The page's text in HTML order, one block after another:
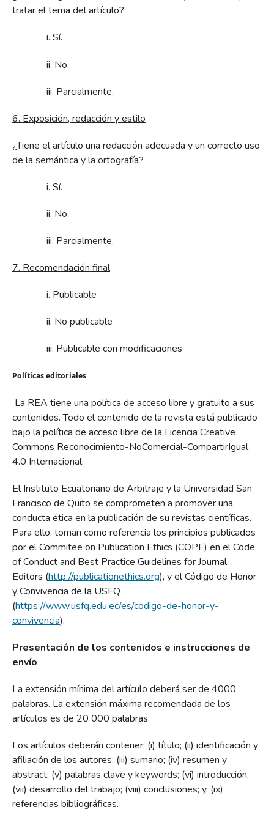
tratar el tema del artículo?
i. Sí.
ii. No.
iii. Parcialmente.
6. Exposición, redacción y estilo
¿Tiene el artículo una redacción adecuada y un correcto uso
de la semántica y la ortografía?
i. Sí.
ii. No.
iii. Parcialmente.
7. Recomendación final
i. Publicable
ii. No publicable
iii. Publicable con modificaciones
Políticas editoriales
La REA tiene una política de acceso libre y gratuito a sus
contenidos. Todo el contenido de la revista está publicado
bajo la política de acceso libre de la Licencia Creative
Commons Reconocimiento-NoComercial-CompartirIgual
4.0 Internacional.
El Instituto Ecuatoriano de Arbitraje y la Universidad San
Francisco de Quito se comprometen a promover una
conducta ética en la publicación de su revistas científicas.
Para ello, toman como referencia los principios publicados
por el Commitee on Publication Ethics (COPE) en el Code
of Conduct and Best Practice Guidelines for Journal
Editors (http://publicationethics.org), y el Código de Honor
y Convivencia de la USFQ
(https://www.usfq.edu.ec/es/codigo-de-honor-y-
convivencia).
Presentación de los contenidos e instrucciones de
envío
La extensión mínima del artículo deberá ser de 4000
palabras. La extensión máxima recomendada de los
artículos es de 20 000 palabras.
Los artículos deberán contener: (i) título; (ii) identificación y
afiliación de los autores; (iii) sumario; (iv) resumen y
abstract; (v) palabras clave y keywords; (vi) introducción;
(vii) desarrollo del trabajo; (viii) conclusiones; y, (ix)
referencias bibliográficas.